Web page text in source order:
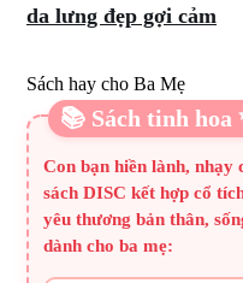
da lưng đẹp gợi cảm
Sách hay cho Ba Mẹ
📚 Sách tinh hoa
Con bạn hiền lành, nhạy
sách DISC kết hợp cổ
yêu thương bản thân,
dành cho ba mẹ: